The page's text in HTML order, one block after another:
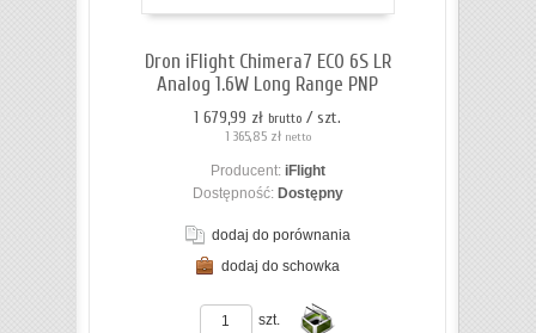
Dron iFlight Chimera7 ECO 6S LR
Analog 1.6W Long Range PNP
1 679,99 zł brutto / szt.
1 365,85 zł netto
Producent: iFlight
Dostępność: Dostępny
dodaj do porównania
dodaj do schowka
szt.